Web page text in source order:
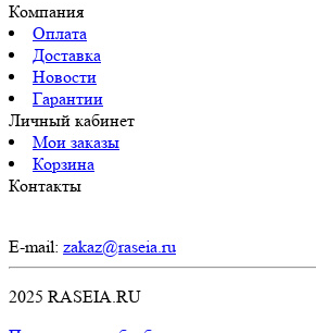
Компания
Оплата
Доставка
Новости
Гарантии
Личный кабинет
Мои заказы
Корзина
Контакты
E-mail: zakaz@raseia.ru
2025 RASEIA.RU